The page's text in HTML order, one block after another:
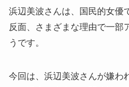
浜辺美波さんは、国民的女優
反面、さまざまな理由で一部
うです。
今回は、浜辺美波さんが嫌わ